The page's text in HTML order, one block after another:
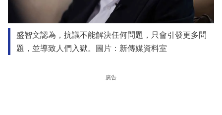
盛智文認為，抗議不能解決任何問題，只會引發更多問
題，並導致人們入獄。圖片：新傳媒資料室
廣告